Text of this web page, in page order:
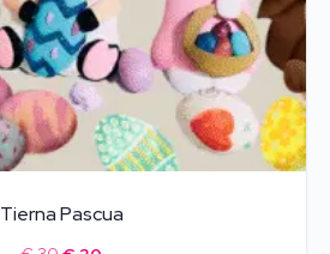
Tierna Pascua